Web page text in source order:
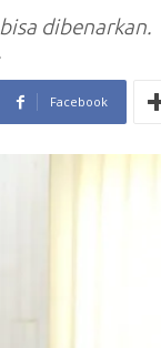
dibenarkan.
Facebook